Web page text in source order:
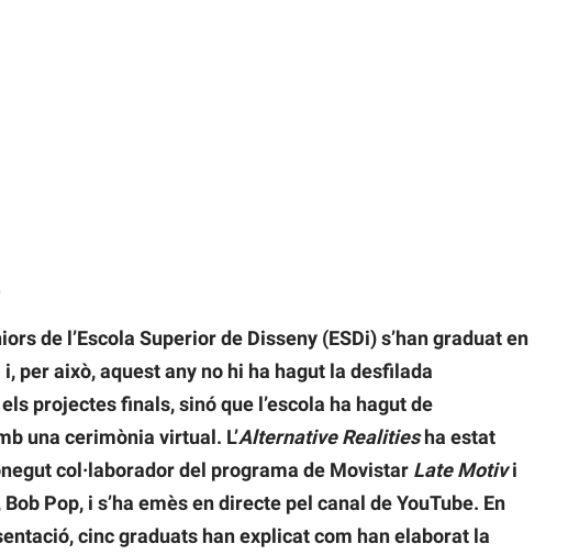
de l’Escola Superior de Disseny (ESDi) s’han graduat en
per això, aquest any no hi ha hagut la desfilada
projectes finals, sinó que l’escola ha hagut de
una cerimònia virtual. L’Alternative Realitiesha estat
col·laborador del programa de Movistar Late Motivi
Pop, i s’ha emès en directe pel canal de YouTube. En
cinc graduats han explicat com han elaborat la